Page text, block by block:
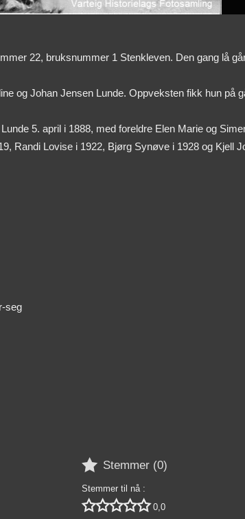
22, bruksnummer 1 Stenkleven. Den gang lå
og Johan Jensen Lunde. Oppveksten fikk hun på
5. april i 1888, med foreldre Elen Marie og
Randi Lovise i 1922, Bjørg Synøve i 1928 og Kjell
seg
 Stemmer (0)
Stemmer til nå :
 0,0